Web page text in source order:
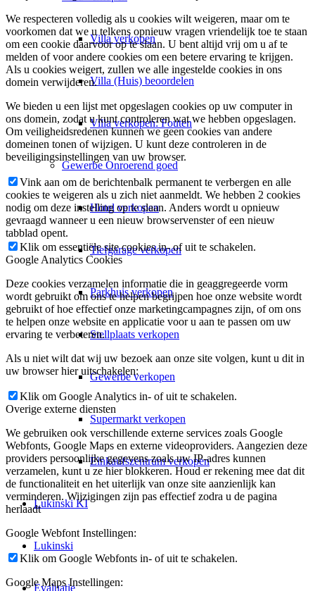
Villa verkopen
Villa (Huis) beoordelen
Villa verkopen: Fouten
Gewerbe Onroerend goed
Hotel verkopen
Tiefgarage verkopen
Parkhuis verkopen
Stellplaats verkopen
Gewerbe verkopen
Supermarkt verkopen
Einkaufszentrum verkopen
Lukinski KI
Lukinski
Evaluatie
We respecteren volledig als u cookies wilt weigeren, maar om te
voorkomen dat we u telkens opnieuw vragen vriendelijk toe te staan
om een cookie daarvoor op te slaan. U bent altijd vrij om u af te
melden of voor andere cookies om een betere ervaring te krijgen.
Als u cookies weigert, zullen we alle ingestelde cookies in ons
domein verwijderen.
We bieden u een lijst met opgeslagen cookies op uw computer in
ons domein, zodat u kunt controleren wat we hebben opgeslagen.
Om veiligheidsredenen kunnen we geen cookies van andere
domeinen tonen of wijzigen. U kunt deze controleren in de
beveiligingsinstellingen van uw browser.
Vink aan om de berichtenbalk permanent te verbergen en alle
cookies te weigeren als u zich niet aanmeldt. We hebben 2 cookies
nodig om deze instelling op te slaan. Anders wordt u opnieuw
gevraagd wanneer u een nieuw browservenster of een nieuw
tabblad opent.
Klik om essentiële site cookies in- of uit te schakelen.
Google Analytics Cookies
Deze cookies verzamelen informatie die in geaggregeerde vorm
wordt gebruikt om ons te helpen begrijpen hoe onze website wordt
gebruikt of hoe effectief onze marketingcampagnes zijn, of om ons
te helpen onze website en applicatie voor u aan te passen om uw
ervaring te verbeteren.
Als u niet wilt dat wij uw bezoek aan onze site volgen, kunt u dit in
uw browser hier uitschakelen:
Klik om Google Analytics in- of uit te schakelen.
Overige externe diensten
We gebruiken ook verschillende externe services zoals Google
Webfonts, Google Maps en externe videoproviders. Aangezien deze
providers persoonlijke gegevens zoals uw IP-adres kunnen
verzamelen, kunt u ze hier blokkeren. Houd er rekening mee dat dit
de functionaliteit en het uiterlijk van onze site aanzienlijk kan
verminderen. Wijzigingen zijn pas effectief zodra u de pagina
herlaadt
Google Webfont Instellingen:
Klik om Google Webfonts in- of uit te schakelen.
Google Maps Instellingen: